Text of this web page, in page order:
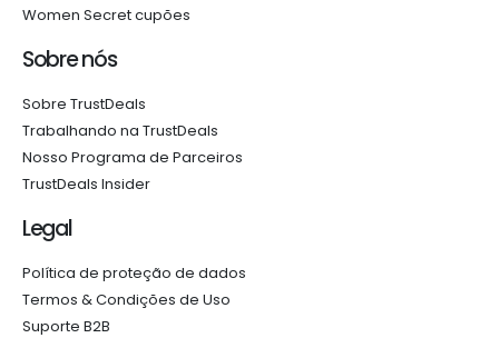
Women Secret cupões
Sobre nós
Sobre TrustDeals
Trabalhando na TrustDeals
Nosso Programa de Parceiros
TrustDeals Insider
Legal
Política de proteção de dados
Termos & Condições de Uso
Suporte B2B